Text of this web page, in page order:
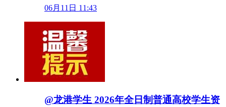
06月11日 11:43
@龙港学生 2026年全日制普通高校学生资